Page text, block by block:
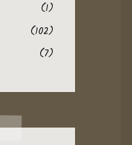
(1)
(102)
(7)